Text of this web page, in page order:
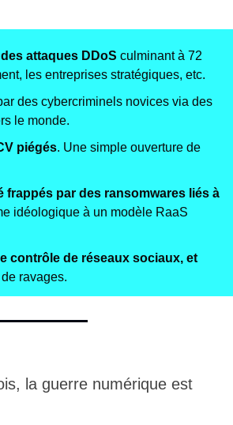
attaques DDoS culminant à 72
les entreprises stratégiques, etc.
des cybercriminels novices via des
le monde.
piégés. Une simple ouverture de
frappés par des ransomwares liés à
idéologique à un modèle RaaS
contrôle de réseaux sociaux, et
ravages.
la guerre numérique est